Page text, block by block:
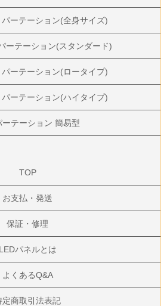
ーテーション(全身サイズ)
ーテーション(スタンダード)
ーテーション(ロータイプ)
ーテーション(ハイタイプ)
ーテーション 簡易型
TOP
お支払・発送
保証・修理
LEDパネルとは
よくあるQ&A
定商取引法表記